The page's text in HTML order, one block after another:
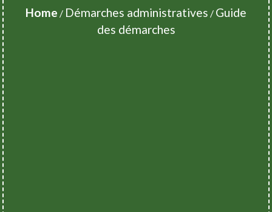
Home / Démarches administratives / Guide
des démarches